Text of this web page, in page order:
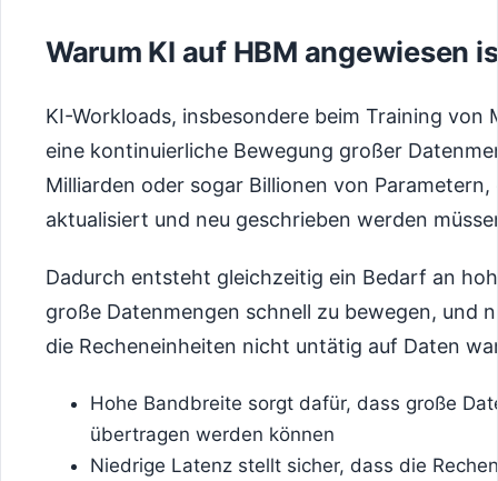
Warum KI auf HBM angewiesen
KI-Workloads, insbesondere beim Training von
eine kontinuierliche Bewegung großer
Milliarden oder sogar Billionen von
aktualisiert und neu geschrieben werden
Dadurch entsteht gleichzeitig ein Bedarf an
große Datenmengen schnell zu bewegen, und
die Recheneinheiten nicht untätig auf Daten
Hohe Bandbreite sorgt dafür, dass große
übertragen werden können
Niedrige Latenz stellt sicher, dass die